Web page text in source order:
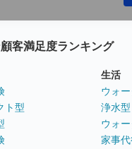
客満足度ランキング
ト型
生活
ウォ
浄水型
ウォ
家事